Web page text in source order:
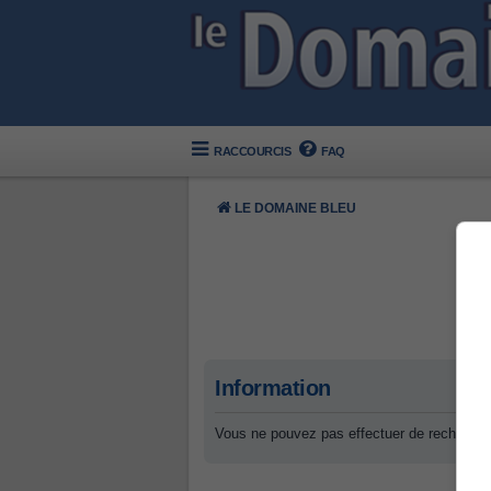
RACCOURCIS FAQ
LE DOMAINE BLEU
Information
Vous ne pouvez pas effectuer de